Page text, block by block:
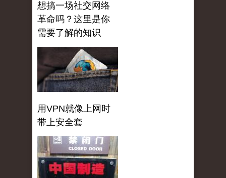
想搞一场社交网络
革命吗？这里是你
需要了解的知识
用VPN就像上网时
带上安全套